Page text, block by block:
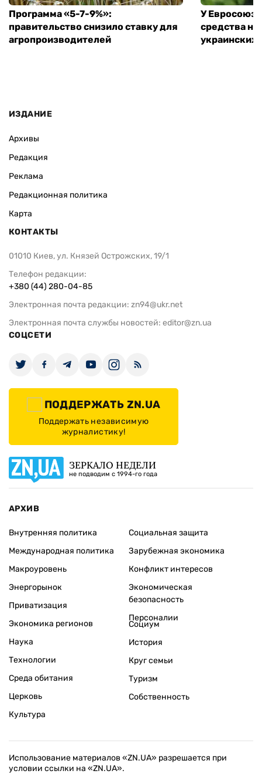
Программа «5-7-9%»:
правительство снизило ставку для
агропроизводителей
У
средства
ИЗДАНИЕ
Архивы
Редакция
Реклама
Редакционная политика
Карта
КОНТАКТЫ
01010 Киев, ул. Князей Острожских, 19/1
Телефон редакции:
+380 (44) 280-04-85
Электронная почта редакции: zn94@ukr.net
Электронная почта службы новостей: editor@zn.ua
СОЦСЕТИ
ПОДДЕРЖАТЬ ZN.UA
Поддержать независимую
журналистику!
ЗЕРКАЛО НЕДЕЛИ
не подводим с 1994-го года
АРХИВ
Внутренняя политика
Международная политика
Макроуровень
Энергорынок
Приватизация
Экономика регионов
Социальная защита
Зарубежная экономика
Конфликт интересов
Экономическая
безопасность
Персоналии
Наука
Технологии
Среда обитания
Церковь
Культура
Социум
История
Круг семьи
Туризм
Собственность
Использование материалов «ZN.UA» разрешается при
условии ссылки на «ZN.UA».